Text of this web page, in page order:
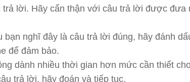
trả lời. Hãy cẩn thận với câu trả lời được đưa
bạn nghĩ đây là câu trả lời đúng, hãy đánh
để đảm bảo.
dành nhiều thời gian hơn mức cần thiết
trả lời, hãy đoán và tiếp tục.